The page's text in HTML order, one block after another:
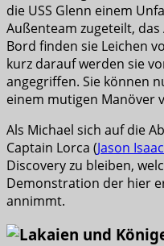
die USS Glenn einem
Außenteam zugeteilt,
Bord finden sie Leichen
kurz darauf werden sie
angegriffen. Sie können
einem mutigen Manöver
Als Michael sich auf die
Captain Lorca (Jason
Discovery zu bleiben,
Demonstration der hier
annimmt.